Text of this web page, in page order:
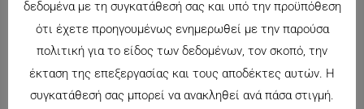
δεδομένα με τη συγκατάθεσή σας και υπό την προϋπόθεση
ότι έχετε προηγουμένως ενημερωθεί με την παρούσα
πολιτική για το είδος των δεδομένων, τον σκοπό, την
έκταση της επεξεργασίας και τους αποδέκτες αυτών. Η
συγκατάθεσή σας μπορεί να ανακληθεί ανά πάσα στιγμή.